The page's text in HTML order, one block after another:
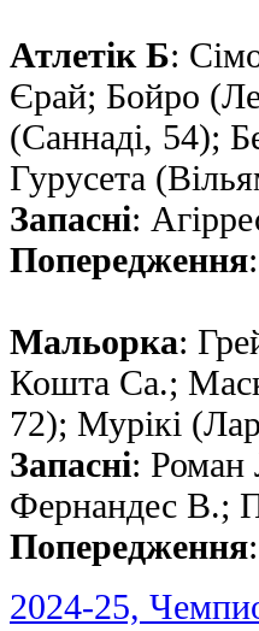
Атлетік Б:
Єрай; Бойро
(Саннаді, 54);
Гурусета
Запасні:
Попередження
Мальорка:
Кошта Са.;
72); Мурікі
Запасні: Роман
Фернандес В.;
Попередження
2024-25,